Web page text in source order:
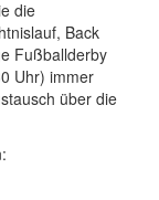
die
Back
Fußballderby
Uhr) immer
über die